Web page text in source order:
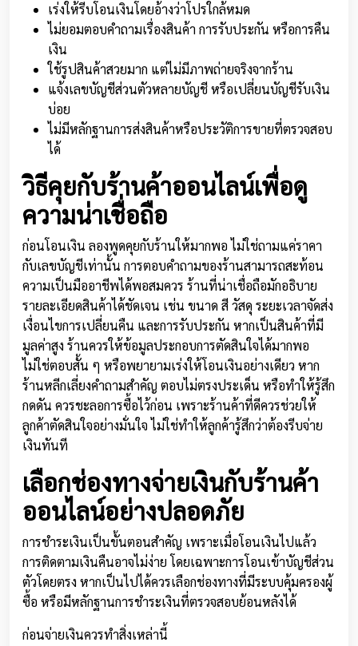
เร่งให้รีบโอนเงินโดยอ้างว่าโปรใกล้หมด
ไม่ยอมตอบคำถามเรื่องสินค้า การรับประกัน หรือการคืน
เงิน
ใช้รูปสินค้าสวยมาก แต่ไม่มีภาพถ่ายจริงจากร้าน
แจ้งเลขบัญชีส่วนตัวหลายบัญชี หรือเปลี่ยนบัญชีรับเงิน
บ่อย
ไม่มีหลักฐานการส่งสินค้าหรือประวัติการขายที่ตรวจสอบ
ได้
วิธีคุยกับร้านค้าออนไลน์เพื่อดู
ความน่าเชื่อถือ
ก่อนโอนเงิน ลองพูดคุยกับร้านให้มากพอ ไม่ใช่ถามแค่ราคา
กับเลขบัญชีเท่านั้น การตอบคำถามของร้านสามารถสะท้อน
ความเป็นมืออาชีพได้พอสมควร ร้านที่น่าเชื่อถือมักอธิบาย
รายละเอียดสินค้าได้ชัดเจน เช่น ขนาด สี วัสดุ ระยะเวลาจัดส่ง
เงื่อนไขการเปลี่ยนคืน และการรับประกัน หากเป็นสินค้าที่มี
มูลค่าสูง ร้านควรให้ข้อมูลประกอบการตัดสินใจได้มากพอ
ไม่ใช่ตอบสั้น ๆ หรือพยายามเร่งให้โอนเงินอย่างเดียว หาก
ร้านหลีกเลี่ยงคำถามสำคัญ ตอบไม่ตรงประเด็น หรือทำให้รู้สึก
กดดัน ควรชะลอการซื้อไว้ก่อน เพราะร้านค้าที่ดีควรช่วยให้
ลูกค้าตัดสินใจอย่างมั่นใจ ไม่ใช่ทำให้ลูกค้ารู้สึกว่าต้องรีบจ่าย
เงินทันที
เลือกช่องทางจ่ายเงินกับร้านค้า
ออนไลน์อย่างปลอดภัย
การชำระเงินเป็นขั้นตอนสำคัญ เพราะเมื่อโอนเงินไปแล้ว
การติดตามเงินคืนอาจไม่ง่าย โดยเฉพาะการโอนเข้าบัญชีส่วน
ตัวโดยตรง หากเป็นไปได้ควรเลือกช่องทางที่มีระบบคุ้มครองผู้
ซื้อ หรือมีหลักฐานการชำระเงินที่ตรวจสอบย้อนหลังได้
ก่อนจ่ายเงินควรทำสิ่งเหล่านี้